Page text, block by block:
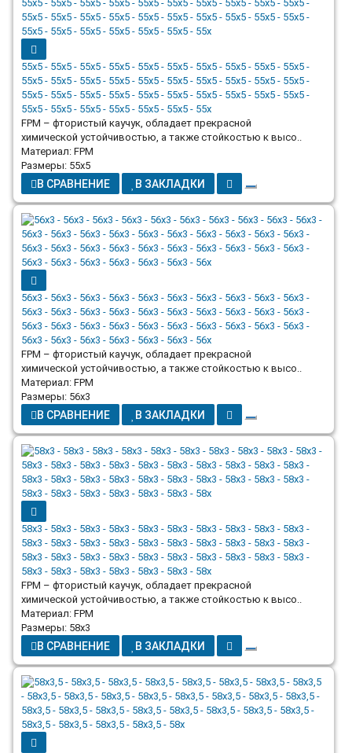
55x5 - 55x5 - 55x5 - 55x5 - 55x5 - 55x5 - 55x5 - 55x5 - 55x5 - 55x5 -
55x5 - 55x5 - 55x5 - 55x5 - 55x5 - 55x5 - 55x5 - 55x5 - 55x5 - 55x5 -
55x5 - 55x5 - 55x5 - 55x5 - 55x5 - 55x5 - 55x5 - 55x5 - 55x5 - 55x5 -
55x5 - 55x5 - 55x5 - 55x5 - 55x5 - 55x5 - 55x
FPM – фтористый каучук, обладает прекрасной
химической устойчивостью, а также стойкостью к высо..
Материал: FPM
Размеры: 55x5
В СРАВНЕНИЕ В ЗАКЛАДКИ
56x3 - 56x3 - 56x3 - 56x3 - 56x3 - 56x3 - 56x3 - 56x3 - 56x3 - 56x3 -
56x3 - 56x3 - 56x3 - 56x3 - 56x3 - 56x3 - 56x3 - 56x3 - 56x3 - 56x3 -
56x3 - 56x3 - 56x3 - 56x3 - 56x3 - 56x3 - 56x3 - 56x3 - 56x3 - 56x3 -
56x3 - 56x3 - 56x3 - 56x3 - 56x3 - 56x3 - 56x
FPM – фтористый каучук, обладает прекрасной
химической устойчивостью, а также стойкостью к высо..
Материал: FPM
Размеры: 56x3
В СРАВНЕНИЕ В ЗАКЛАДКИ
58x3 - 58x3 - 58x3 - 58x3 - 58x3 - 58x3 - 58x3 - 58x3 - 58x3 - 58x3 -
58x3 - 58x3 - 58x3 - 58x3 - 58x3 - 58x3 - 58x3 - 58x3 - 58x3 - 58x3 -
58x3 - 58x3 - 58x3 - 58x3 - 58x3 - 58x3 - 58x3 - 58x3 - 58x3 - 58x3 -
58x3 - 58x3 - 58x3 - 58x3 - 58x3 - 58x3 - 58x
FPM – фтористый каучук, обладает прекрасной
химической устойчивостью, а также стойкостью к высо..
Материал: FPM
Размеры: 58x3
В СРАВНЕНИЕ В ЗАКЛАДКИ